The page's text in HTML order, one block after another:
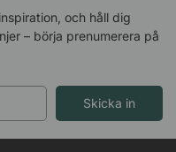
och håll dig
– börja prenumerera på
Skicka in